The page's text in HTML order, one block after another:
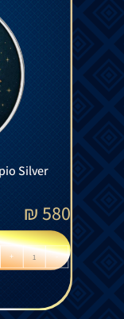
Silver
580
₪
-
+